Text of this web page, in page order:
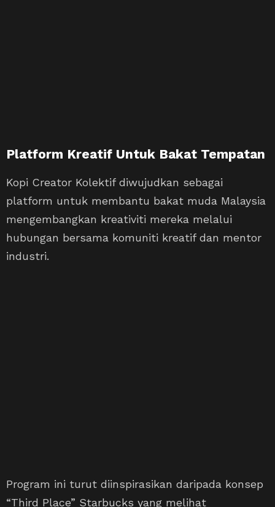
Platform Kreatif Untuk Bakat Tempatan
Kopi Creator Kolektif diwujudkan sebagai
platform untuk membantu bakat muda Malaysia
mengembangkan kreativiti mereka melalui
hubungan bersama komuniti kreatif dan mentor
industri.
Program ini turut diinspirasikan daripada konsep
“Third Place” Starbucks yang melihat